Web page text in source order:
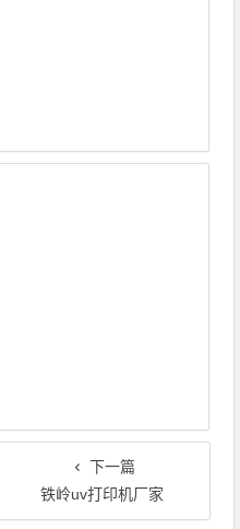
下一篇
铁岭uv打印机厂家